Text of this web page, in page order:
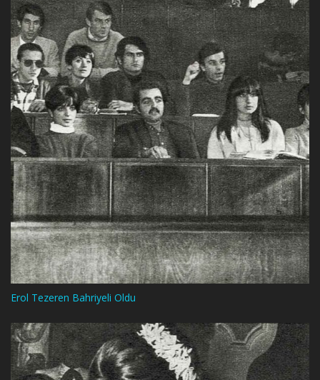
Erol Tezeren Bahriyeli Oldu